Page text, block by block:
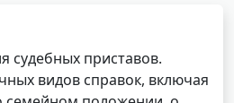
судебных приставов.
видов справок, включая